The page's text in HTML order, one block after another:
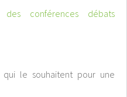
conférences débats
qui le souhaitent pour une